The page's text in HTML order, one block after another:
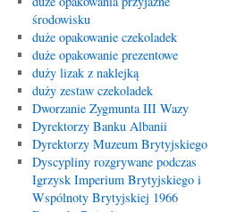
środowisku
duże opakowanie czekoladek
duże opakowanie prezentowe
duży lizak z naklejką
duży zestaw czekoladek
Dworzanie Zygmunta III Wazy
Dyrektorzy Banku Albanii
Dyrektorzy Muzeum Brytyjskiego
Dyscypliny rozgrywane podczas
Igrzysk Imperium Brytyjskiego i
Wspólnoty Brytyjskiej 1966